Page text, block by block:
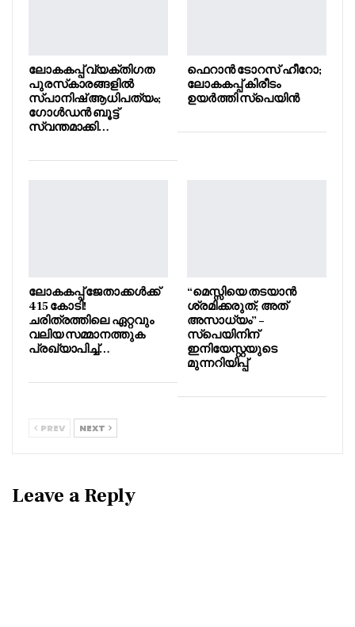
ലോകകപ്പ് വ്യക്തിഗത
പുരസ്‌കാരങ്ങളിൽ
സ്പാനിഷ് ആധിപത്യം;
ഗോൾഡൻ ബൂട്ട്
സ്വന്തമാക്കി…
ഫെറാൻ ടോറസ് ഹീറോ;
ലോകകപ്പ് കിരീടം
ഉയർത്തി സ്പെയിൻ
ലോകകപ്പ് ജേതാക്കൾക്ക്
415 കോടി!
ചരിത്രത്തിലെ ഏറ്റവും
വലിയ സമ്മാനത്തുക
പ്രഖ്യാപിച്ച്…
“മെസ്സിയെ തടയാൻ
ശ്രമിക്കരുത്; അത്
അസാധ്യം” –
സ്പെയിനിന്
ഇനിയേസ്റ്റയുടെ
മുന്നറിയിപ്പ്
PREV NEXT
Leave a Reply